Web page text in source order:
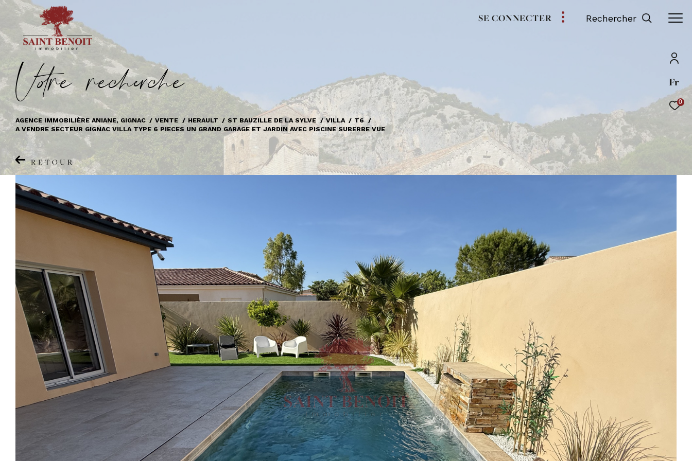
Fr
0
SE CONNECTER Rechercher
Vore recece
AGENCE IMMOBILIÈRE ANIANE, GIGNAC VENTE HERAULT ST BAUZILLE DE LA SYLVE VILLA
T6
A VENDRE SECTEUR GIGNAC VILLA TYPE 6 PIECES UN GRAND GARAGE ET JARDIN AVEC PISCINE SUBERBE VUE
RETOUR